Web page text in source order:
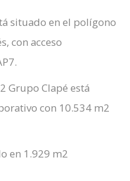
situado en el polígono
con acceso
Grupo Clapé está
con 10.534 m2
en 1.929 m2